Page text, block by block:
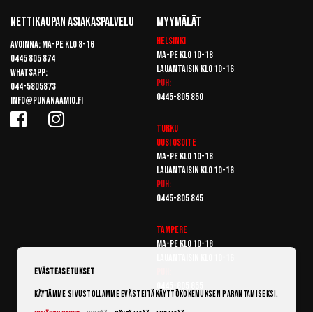
Nettikaupan Asiakaspalvelu
Avoinna: Ma-pe klo 8-16
0445 805 874
Whatsapp:
044-5805873
info@punanaamio.fi
Myymälät
Helsinki
Ma-pe klo 10-18
Lauantaisin klo 10-16
Puh:
0445-805 850
Turku
Uusi osoite
Ma-pe klo 10-18
Lauantaisin klo 10-16
Puh:
0445-805 845
Tampere
Ma-pe klo 10-18
Evästeasetukset
Käytämme sivustollamme evästeitä käyttökokemuksen parantamiseksi.